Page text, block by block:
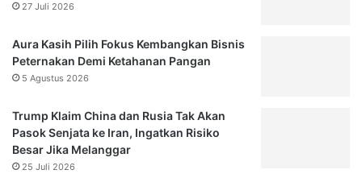
27 Juli 2026
Aura Kasih Pilih Fokus Kembangkan Bisnis
Peternakan Demi Ketahanan Pangan
5 Agustus 2026
Trump Klaim China dan Rusia Tak Akan
Pasok Senjata ke Iran, Ingatkan Risiko
Besar Jika Melanggar
25 Juli 2026